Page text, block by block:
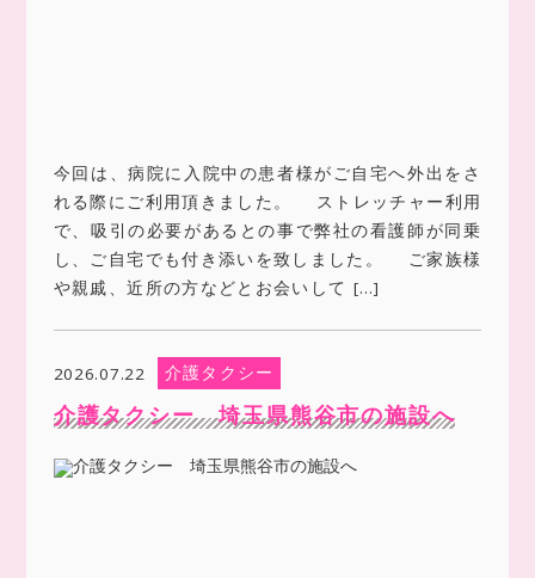
今回は、病院に入院中の患者様がご自宅へ外出をさ
れる際にご利用頂きました。 ストレッチャー利用
で、吸引の必要があるとの事で弊社の看護師が同乗
し、ご自宅でも付き添いを致しました。 ご家族様
や親戚、近所の方などとお会いして […]
2026.07.22 介護タクシー
介護タクシー 埼玉県熊谷市の施設へ